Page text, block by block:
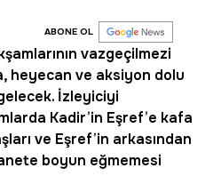
ABONE OL
vazgeçilmezi
, heyecan ve aksiyon dolu
İzleyiciyi
Kadir’in Eşref’e kafa
ve Eşref’in arkasından
boyun eğmemesi